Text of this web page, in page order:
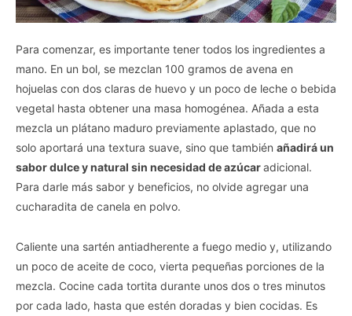
Para comenzar, es importante tener todos los ingredientes a
mano. En un bol, se mezclan 100 gramos de avena en
hojuelas con dos claras de huevo y un poco de leche o bebida
vegetal hasta obtener una masa homogénea. Añada a esta
mezcla un plátano maduro previamente aplastado, que no
solo aportará una textura suave, sino que también añadirá un
sabor dulce y natural sin necesidad de azúcaradicional.
Para darle más sabor y beneficios, no olvide agregar una
cucharadita de canela en polvo.
Caliente una sartén antiadherente a fuego medio y, utilizando
un poco de aceite de coco, vierta pequeñas porciones de la
mezcla. Cocine cada tortita durante unos dos o tres minutos
por cada lado, hasta que estén doradas y bien cocidas. Es